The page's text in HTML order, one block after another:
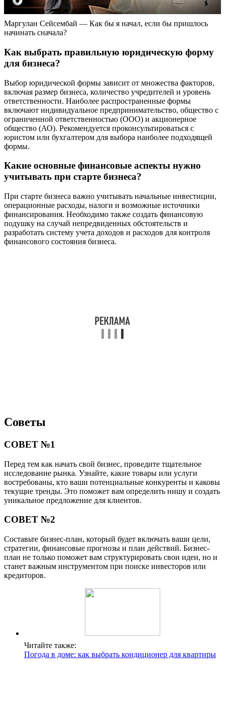
Маргулан Сейсембай — Как бы я начал, если бы пришлось
начинать сначала?
Как выбрать правильную юридическую форму
для бизнеса?
Выбор юридической формы зависит от множества факторов,
включая размер бизнеса, количество учредителей и уровень
ответственности. Наиболее распространенные формы
включают индивидуальное предпринимательство, общество с
ограниченной ответственностью (ООО) и акционерное
общество (АО). Рекомендуется проконсультироваться с
юристом или бухгалтером для выбора наиболее подходящей
формы.
Какие основные финансовые аспекты нужно
учитывать при старте бизнеса?
При старте бизнеса важно учитывать начальные инвестиции,
операционные расходы, налоги и возможные источники
финансирования. Необходимо также создать финансовую
подушку на случай непредвиденных обстоятельств и
разработать систему учета доходов и расходов для контроля
финансового состояния бизнеса.
Советы
СОВЕТ №1
Перед тем как начать свой бизнес, проведите тщательное
исследование рынка. Узнайте, какие товары или услуги
востребованы, кто ваши потенциальные конкуренты и каковы
текущие тренды. Это поможет вам определить нишу и создать
уникальное предложение для клиентов.
СОВЕТ №2
Составьте бизнес-план, который будет включать ваши цели,
стратегии, финансовые прогнозы и план действий. Бизнес-
план не только поможет вам структурировать свои идеи, но и
станет важным инструментом при поиске инвесторов или
кредиторов.
Читайте также:
Погода в доме: как выбрать кондиционер для квартиры